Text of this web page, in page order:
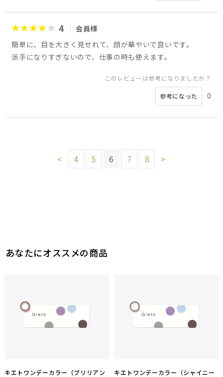
4
会員様
簡単に、目を大きく見せれて、顔が華やいで良いです。
派手になりすぎないので、仕事の時も使えます。
このレビューは参考になりましたか？
参考になった 0
< 4 5 6 7 8 >
あなたにオススメの商品
キエトワンデーカラー（ブリリアン
キエトワンデーカラー（シャイニー